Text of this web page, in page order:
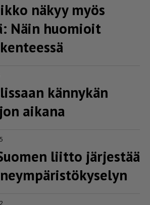
näkyy myös
Näin huomioit
kännykän
aikana
liitto järjestää